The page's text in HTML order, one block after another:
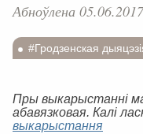
Абноўлена
#Гродзенская
Пры выкарыстанні
абавязковая. Калі
выкарыстання